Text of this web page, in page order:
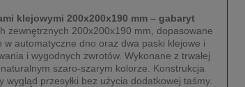
klejowymi 200x200x190 mm – gabaryt
zewnętrznych 200x200x190 mm, dopasowane
automatyczne dno oraz dwa paski klejowe i
i wygodnych zwrotów. Wykonane z trwałej
szaro-szarym kolorze. Konstrukcja
wygląd przesyłki bez użycia dodatkowej taśmy.